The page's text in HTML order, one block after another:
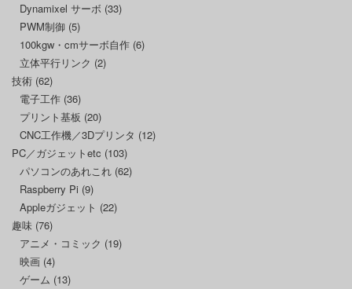
Dynamixel サーボ (33)
PWM制御 (5)
100kgw・cmサーボ自作 (6)
立体平行リンク (2)
技術 (62)
電子工作 (36)
プリント基板 (20)
CNC工作機／3Dプリンタ (12)
PC／ガジェットetc (103)
パソコンのあれこれ (62)
Raspberry Pi (9)
Appleガジェット (22)
趣味 (76)
アニメ・コミック (19)
映画 (4)
ゲーム (13)